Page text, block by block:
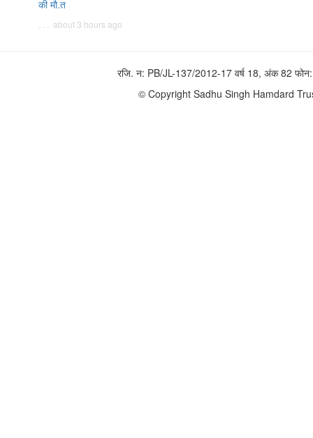
की मौ.त
. . . about 3 hours ago
रजि. न: PB/JL-137/2012-17 वर्ष 18, अंक 82
© Copyright Sadhu Singh Hamdard